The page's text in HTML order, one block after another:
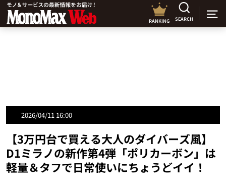
RANKING SEARCH
2026/04/11 16:00
【3万円台で買える大人のダイバーズ風】
D1ミラノの新作第4弾「ポリカーボン」は
軽量＆タフで日常使いにちょうどイイ！